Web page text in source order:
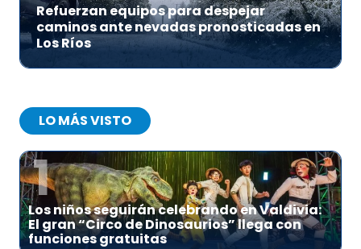
Refuerzan equipos para despejar
caminos ante nevadas pronosticadas en
Los Ríos
LO MÁS VISTO
1
Los niños seguirán celebrando en Valdivia:
El gran “Circo de Dinosaurios” llega con
funciones gratuitas